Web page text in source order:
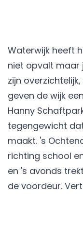
Waterwijk heeft
niet opvalt maar
zijn
geven de wijk
Hanny
tegengewicht
maakt. 's
richting school
en 's avonds
de voordeur.